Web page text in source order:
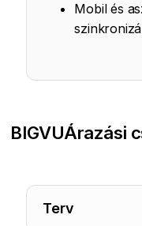
Mobil és
BIGVUÁrazási
Terv